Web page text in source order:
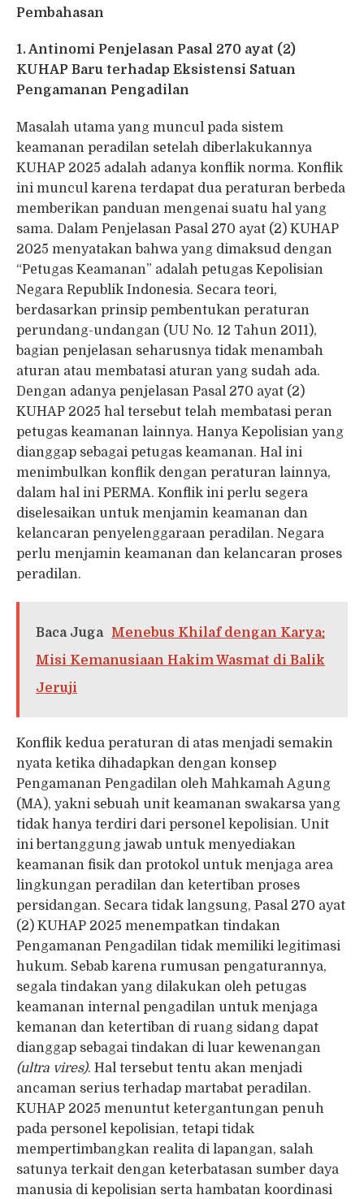
Pembahasan
1. Antinomi Penjelasan Pasal 270 ayat (2)
KUHAP Baru terhadap Eksistensi Satuan
Pengamanan Pengadilan
Masalah utama yang muncul pada sistem
keamanan peradilan setelah diberlakukannya
KUHAP 2025 adalah adanya konflik norma. Konflik
ini muncul karena terdapat dua peraturan berbeda
memberikan panduan mengenai suatu hal yang
sama. Dalam Penjelasan Pasal 270 ayat (2) KUHAP
2025 menyatakan bahwa yang dimaksud dengan
“Petugas Keamanan” adalah petugas Kepolisian
Negara Republik Indonesia. Secara teori,
berdasarkan prinsip pembentukan peraturan
perundang-undangan (UU No. 12 Tahun 2011),
bagian penjelasan seharusnya tidak menambah
aturan atau membatasi aturan yang sudah ada.
Dengan adanya penjelasan Pasal 270 ayat (2)
KUHAP 2025 hal tersebut telah membatasi peran
petugas keamanan lainnya. Hanya Kepolisian yang
dianggap sebagai petugas keamanan. Hal ini
menimbulkan konflik dengan peraturan lainnya,
dalam hal ini PERMA. Konflik ini perlu segera
diselesaikan untuk menjamin keamanan dan
kelancaran penyelenggaraan peradilan. Negara
perlu menjamin keamanan dan kelancaran proses
peradilan.
Baca Juga
Menebus Khilaf dengan Karya:
Misi Kemanusiaan Hakim Wasmat di Balik
Jeruji
Konflik kedua peraturan di atas menjadi semakin
nyata ketika dihadapkan dengan konsep
Pengamanan Pengadilan oleh Mahkamah Agung
(MA), yakni sebuah unit keamanan swakarsa yang
tidak hanya terdiri dari personel kepolisian. Unit
ini bertanggung jawab untuk menyediakan
keamanan fisik dan protokol untuk menjaga area
lingkungan peradilan dan ketertiban proses
persidangan. Secara tidak langsung, Pasal 270 ayat
(2) KUHAP 2025 menempatkan tindakan
Pengamanan Pengadilan tidak memiliki legitimasi
hukum. Sebab karena rumusan pengaturannya,
segala tindakan yang dilakukan oleh petugas
keamanan internal pengadilan untuk menjaga
kemanan dan ketertiban di ruang sidang dapat
dianggap sebagai tindakan di luar kewenangan
(ultra vires). Hal tersebut tentu akan menjadi
ancaman serius terhadap martabat peradilan.
KUHAP 2025 menuntut ketergantungan penuh
pada personel kepolisian, tetapi tidak
mempertimbangkan realita di lapangan, salah
satunya terkait dengan keterbatasan sumber daya
manusia di kepolisian serta hambatan koordinasi